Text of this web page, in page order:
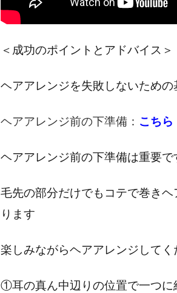
＜成功のポイントとアドバイス＞
ヘアアレンジを失敗しないため
ヘアアレンジ前の下準備： こちら
ヘアアレンジ前の下準備は重要で
毛先の部分だけでもコテで巻き
ります
楽しみながらヘアアレンジして
①耳の真ん中辺りの位置で一つに